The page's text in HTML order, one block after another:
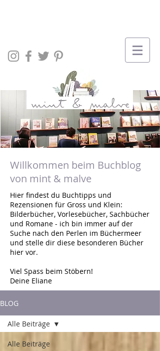
Willkommen beim Buchblog
von mint & malve
Hier findest du Buchtipps und
Rezensionen für Gross und Klein:
Bilderbücher, Vorlesebücher, Sachbücher
und Romane - ich bin immer auf der
Suche nach den Perlen im Büchermeer
und stelle dir diese besonderen Bücher
hier vor.
Viel Spass beim Stöbern!
Deine Eliane
BLOG
Alle Beiträge
Alle Beiträge